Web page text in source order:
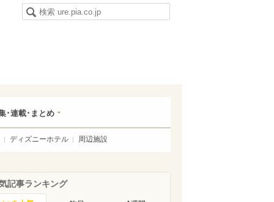
･連載･まとめ
ディズニーホテル 周辺施設
記事ランキング